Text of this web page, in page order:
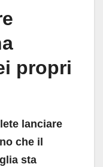
propri
lanciare
che il
sta